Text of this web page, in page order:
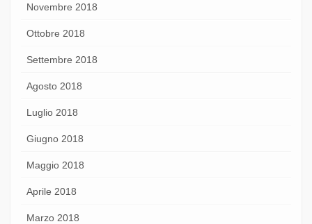
Novembre 2018
Ottobre 2018
Settembre 2018
Agosto 2018
Luglio 2018
Giugno 2018
Maggio 2018
Aprile 2018
Marzo 2018